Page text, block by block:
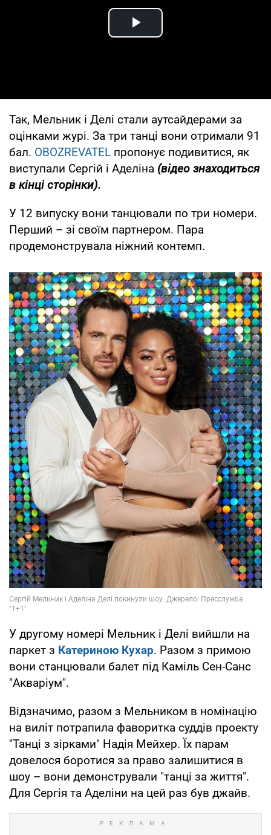
Play Video
Так, Мельник і Делі стали аутсайдерами за
оцінками журі. За три танці вони отримали 91
бал. OBOZREVATEL пропонує подивитися, як
виступали Сергій і Аделіна (відео знаходиться
в кінці сторінки).
У 12 випуску вони танцювали по три номери.
Перший – зі своїм партнером. Пара
продемонструвала ніжний контемп.
У другому номері Мельник і Делі вийшли на
паркет з Катериною Кухар. Разом з примою
вони станцювали балет під Каміль Сен-Санс
"Акваріум".
Відзначимо, разом з Мельником в номінацію
на виліт потрапила фаворитка суддів проекту
"Танці з зірками" Надія Мейхер. Їх парам
довелося боротися за право залишитися в
шоу – вони демонстрували "танці за життя".
Для Сергія та Аделіни на цей раз був джайв.